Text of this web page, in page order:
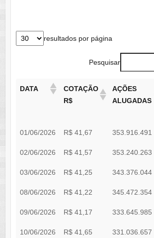
resultados por página
Pesquisar
DATA
COTAÇÃO
R$
AÇÕES
ALUGADAS
01/06/2026 R$ 41,67 353.916.491
02/06/2026 R$ 41,57 353.240.263
03/06/2026 R$ 41,25 343.376.044
08/06/2026 R$ 41,22 345.472.354
09/06/2026 R$ 41,17 333.645.985
10/06/2026 R$ 41,65 331.036.657